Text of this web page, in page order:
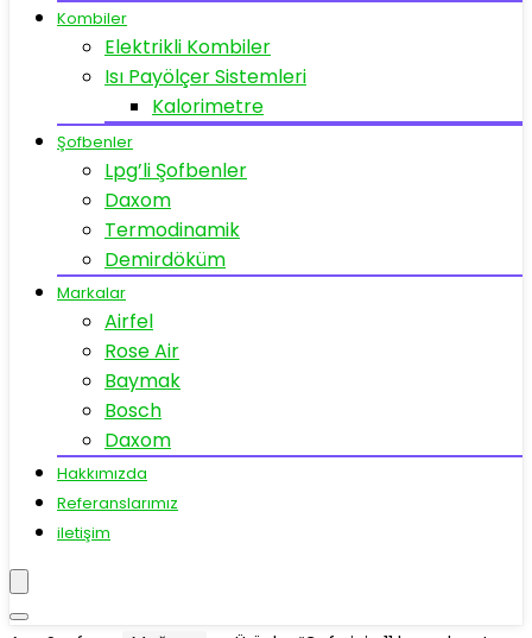
Kombiler
Elektrikli Kombiler
Isı Payölçer Sistemleri
Kalorimetre
Şofbenler
Lpg’li Şofbenler
Daxom
Termodinamik
Demirdöküm
Markalar
Airfel
Rose Air
Baymak
Bosch
Daxom
Hakkımızda
Referanslarımız
iletişim